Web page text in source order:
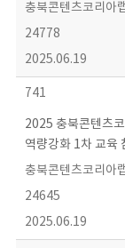
충북콘텐츠코리아
24778
2025.06.19
741
2025 충북콘텐츠
역량강화 1차 교육
충북콘텐츠코리아
24645
2025.06.19